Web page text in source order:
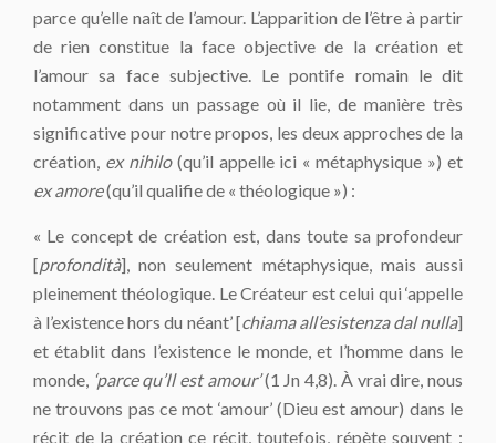
parce qu’elle naît de l’amour. L’apparition de l’être à partir
de rien constitue la face objective de la création et
l’amour sa face subjective. Le pontife romain le dit
notamment dans un passage où il lie, de manière très
significative pour notre propos, les deux approches de la
création, ex nihilo(qu’il appelle ici « métaphysique ») et
ex amore(qu’il qualifie de « théologique ») :
« Le concept de création est, dans toute sa profondeur
[profondità], non seulement métaphysique, mais aussi
pleinement théologique. Le Créateur est celui qui ‘appelle
à l’existence hors du néant’ [chiama all’esistenza dal nulla]
et établit dans l’existence le monde, et l’homme dans le
monde, ‘parce qu’Il est amour’(1 Jn 4,8). À vrai dire, nous
ne trouvons pas ce mot ‘amour’ (Dieu est amour) dans le
récit de la création ce récit, toutefois, répète souvent :